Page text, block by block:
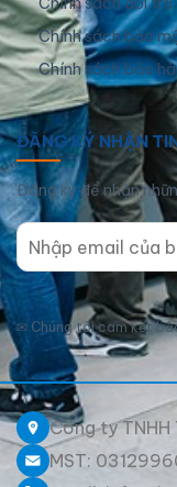
Chính sách bảo
Chính sách bảo
ĐĂNG KÝ NHẬN
Đăng ký để nhận
✉ Chúng tôi cam kết
Công ty TNHH
MST: